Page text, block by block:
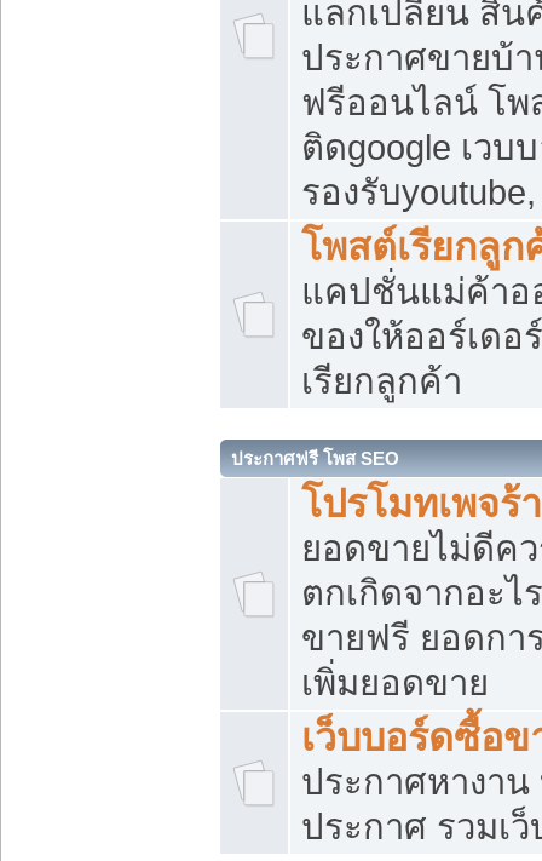
แลกเปลี่ยน สิน
ประกาศขายบ้
ฟรีออนไลน์ โพ
ติดgoogle เวบ
รองรับ
โพสต์เรียกลูก
แคปชั่นแม่ค้าอ
ของให้ออร์เดอ
เรียกลูกค้า
ประกาศฟรี โพส SEO
โปรโมทเพจร้
ยอดขายไม่ดีค
ตกเกิดจากอะไ
ขายฟรี ยอดกา
เพิ่มยอดขาย
เว็บบอร์ดซื้อข
ประกาศหางาน
ประกาศ รวมเ